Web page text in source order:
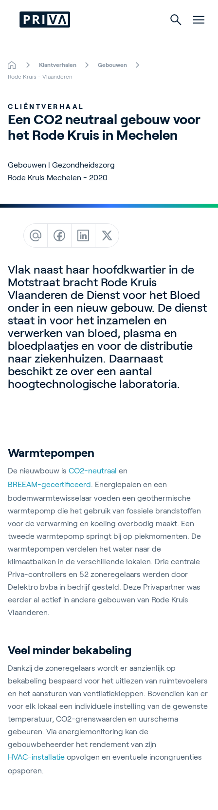
Tuinbouw
Indoor Growing
Careers
Contact
Blog
Events
Service and Support
Partners
Academy
Inloggen
Klantverhalen
Gebouwen
Rode Kruis - Vlaanderen
CLIËNTVERHAAL
Een CO2 neutraal gebouw voor
het Rode Kruis in Mechelen
Gebouwen | Gezondheidszorg
Rode Kruis Mechelen - 2020
Vlak naast haar hoofdkwartier in de
Motstraat bracht Rode Kruis
Vlaanderen de Dienst voor het Bloed
onder in een nieuw gebouw. De dienst
staat in voor het inzamelen en
verwerken van bloed, plasma en
bloedplaatjes en voor de distributie
naar ziekenhuizen. Daarnaast
beschikt ze over een aantal
hoogtechnologische laboratoria.
Warmtepompen
De nieuwbouw is CO2-neutraal en
BREEAM-gecertificeerd . Energiepalen en een
bodemwarmtewisselaar voeden een geothermische
warmtepomp die het gebruik van fossiele brandstoffen
voor de verwarming en koeling overbodig maakt. Een
tweede warmtepomp springt bij op piekmomenten. De
warmtepompen verdelen het water naar de
klimaatbalken in de verschillende lokalen. Drie centrale
Priva-controllers en 52 zoneregelaars werden door
Delektro bvba in bedrijf gesteld. Deze Privapartner was
eerder al actief in andere gebouwen van Rode Kruis
Vlaanderen.
Veel minder bekabeling
Dankzij de zoneregelaars wordt er aanzienlijk op
bekabeling bespaard voor het uitlezen van ruimtevoelers
en het aansturen van ventilatiekleppen. Bovendien kan er
voor elk lokaal een individuele instelling van de gewenste
temperatuur, CO2-grenswaarden en uurschema
gebeuren. Via energiemonitoring kan de
gebouwbeheerder het rendement van zijn
HVAC-installatie opvolgen en eventuele incongruenties
opsporen.